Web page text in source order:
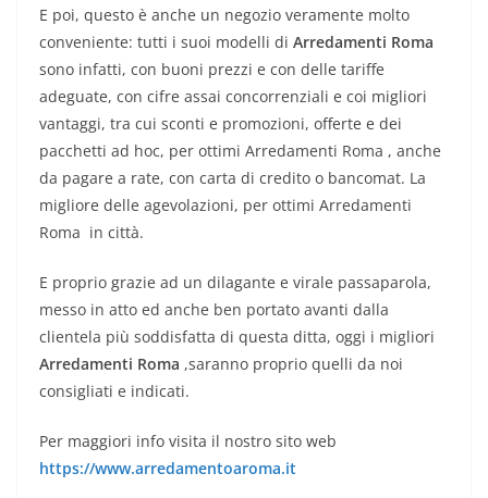
E poi, questo è anche un negozio veramente molto
conveniente: tutti i suoi modelli di Arredamenti Roma
sono infatti, con buoni prezzi e con delle tariffe
adeguate, con cifre assai concorrenziali e coi migliori
vantaggi, tra cui sconti e promozioni, offerte e dei
pacchetti ad hoc, per ottimi Arredamenti Roma , anche
da pagare a rate, con carta di credito o bancomat. La
migliore delle agevolazioni, per ottimi Arredamenti
Roma in città.
E proprio grazie ad un dilagante e virale passaparola,
messo in atto ed anche ben portato avanti dalla
clientela più soddisfatta di questa ditta, oggi i migliori
Arredamenti Roma ,saranno proprio quelli da noi
consigliati e indicati.
Per maggiori info visita il nostro sito web
https://www.arredamentoaroma.it